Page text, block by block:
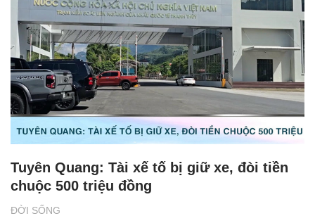
ĐỜI SỐNG
Tuyên Quang: Tài xế tố bị giữ xe, đòi tiền
chuộc 500 triệu đồng